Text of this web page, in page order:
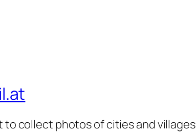
collect photos of cities and villages